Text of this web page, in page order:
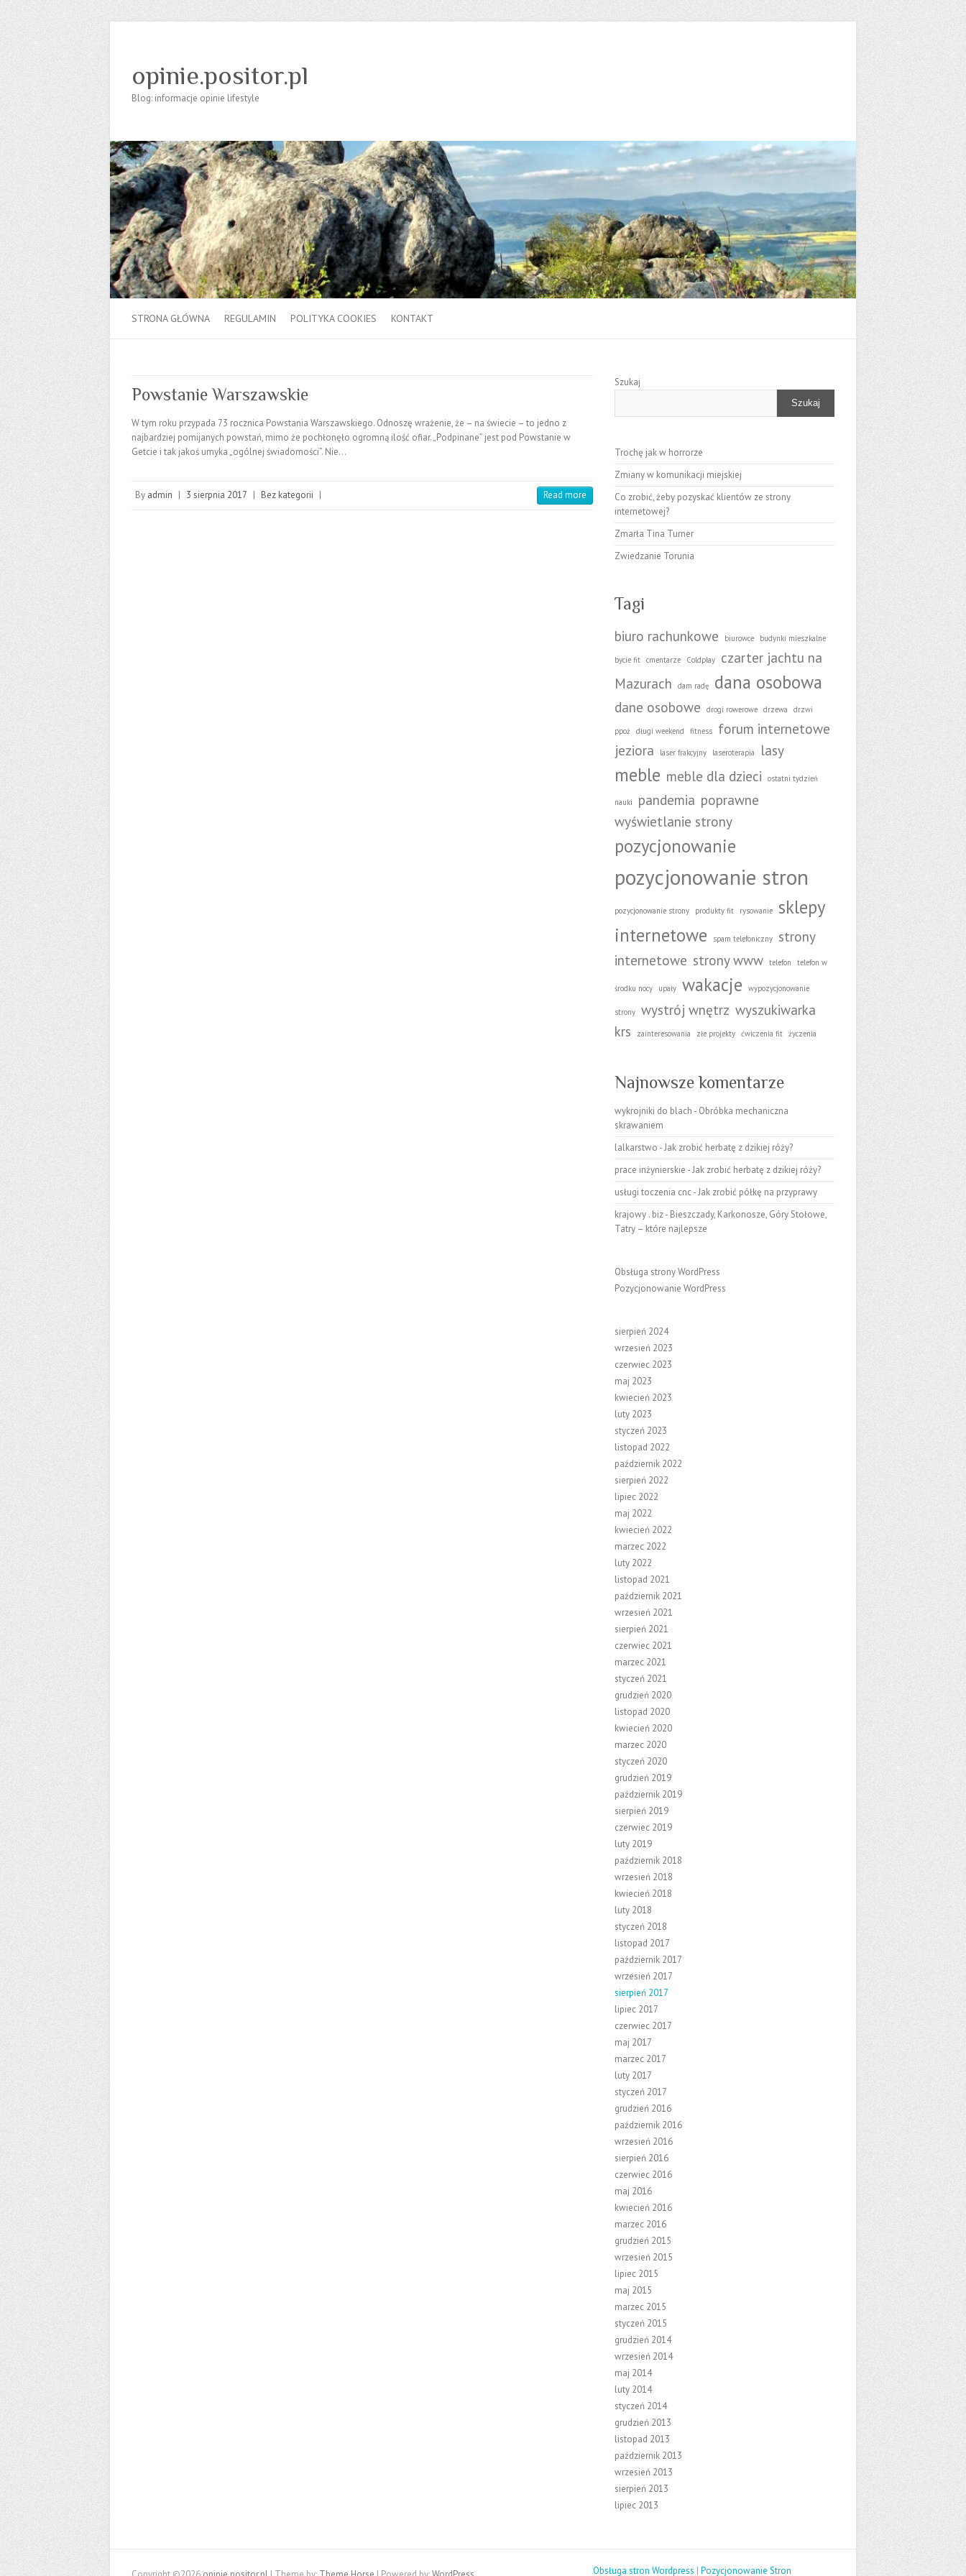
opinie.positor.pl
Blog: informacje opinie lifestyle
STRONA GŁÓWNA REGULAMIN POLITYKA COOKIES KONTAKT
Powstanie Warszawskie
W tym roku przypada 73 rocznica Powstania Warszawskiego. Odnoszę wrażenie, że – na świecie – to jedno z
najbardziej pomijanych powstań, mimo że pochłonęło ogromną ilość ofiar. „Podpinane” jest pod Powstanie w
Getcie i tak jakoś umyka „ogólnej świadomości”. Nie…
By admin | 3 sierpnia 2017 | Bez kategorii | Read more
Szukaj
Szukaj
Trochę jak w horrorze
Zmiany w komunikacji miejskiej
Co zrobić, żeby pozyskać klientów ze strony
internetowej?
Zmarła Tina Turner
Zwiedzanie Torunia
Tagi
biuro rachunkowe biurowce budynki mieszkalne
bycie fit cmentarze Coldplay
czarter jachtu na
Mazurach
dam radę dana osobowa
dane osobowe drogi rowerowe drzewa drzwi
ppoż długi weekend fitness
forum internetowe
jeziora
laser frakcyjny laseroterapia lasy
meble meble dla dzieci ostatni tydzień
nauki pandemia poprawne
wyświetlanie strony
pozycjonowanie
pozycjonowanie stron
pozycjonowanie strony produkty fit rysowanie sklepy
internetowe
spam telefoniczny
strony
internetowe strony www telefon telefon w
środku nocy upały wakacje wypozycjonowanie
strony wystrój wnętrz wyszukiwarka
krs
zainteresowania złe projekty ćwiczenia fit życzenia
Najnowsze komentarze
wykrojniki do blach - Obróbka mechaniczna
skrawaniem
lalkarstwo -Jak zrobić herbatę z dzikiej róży?
prace inżynierskie -Jak zrobić herbatę z dzikiej róży?
usługi toczenia cnc-Jak zrobić półkę na przyprawy
krajowy . biz- Bieszczady, Karkonosze, Góry Stołowe,
Tatry – które najlepsze
Obsługa strony WordPress
Pozycjonowanie WordPress
sierpień 2024
wrzesień 2023
czerwiec 2023
maj 2023
kwiecień 2023
luty 2023
styczeń 2023
listopad 2022
październik 2022
sierpień 2022
lipiec 2022
maj 2022
kwiecień 2022
marzec 2022
luty 2022
listopad 2021
październik 2021
wrzesień 2021
sierpień 2021
czerwiec 2021
marzec 2021
styczeń 2021
grudzień 2020
listopad 2020
kwiecień 2020
marzec 2020
styczeń 2020
grudzień 2019
październik 2019
sierpień 2019
czerwiec 2019
luty 2019
październik 2018
wrzesień 2018
kwiecień 2018
luty 2018
styczeń 2018
listopad 2017
październik 2017
wrzesień 2017
sierpień 2017
lipiec 2017
czerwiec 2017
maj 2017
marzec 2017
luty 2017
styczeń 2017
grudzień 2016
październik 2016
wrzesień 2016
sierpień 2016
czerwiec 2016
maj 2016
kwiecień 2016
marzec 2016
grudzień 2015
wrzesień 2015
lipiec 2015
maj 2015
marzec 2015
styczeń 2015
grudzień 2014
wrzesień 2014
maj 2014
luty 2014
styczeń 2014
grudzień 2013
listopad 2013
październik 2013
wrzesień 2013
sierpień 2013
lipiec 2013
Obsługa stron Wordpress | Pozycjonowanie Stron